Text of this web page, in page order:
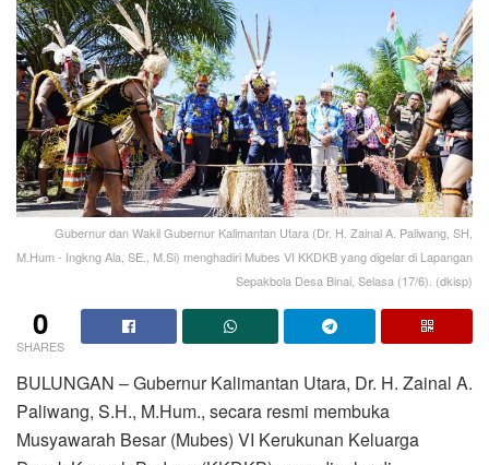
Gubernur dan Wakil Gubernur Kalimantan Utara (Dr. H. Zainal A. Paliwang, SH,
M.Hum - Ingkng Ala, SE., M.Si) menghadiri Mubes VI KKDKB yang digelar di Lapangan
Sepakbola Desa Binai, Selasa (17/6). (dkisp)
0
SHARES
BULUNGAN – Gubernur Kalimantan Utara, Dr. H. Zainal A.
Paliwang, S.H., M.Hum., secara resmi membuka
Musyawarah Besar (Mubes) VI Kerukunan Keluarga